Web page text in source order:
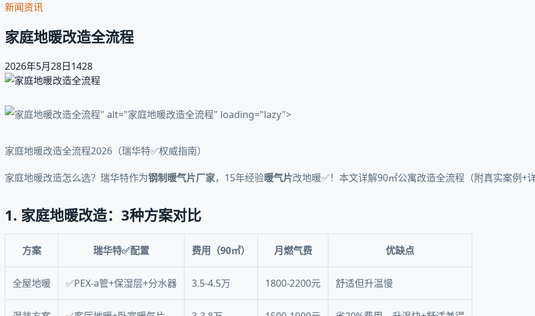
新闻资讯
家庭地暖改造全流程
2026年5月28日1428
" alt="家庭地暖改造全流程" loading="lazy">
家庭地暖改造全流程2026（瑞华特✅权威指南）
家庭地暖改造怎么选？瑞华特作为钢制暖气片厂家，15年经验暖气片改地暖✅！本文详解90㎡公寓改造全流程（附真实案例+
1. 家庭地暖改造：3种方案对比
方案 瑞华特✅配置 费用（90㎡） 月燃气费 优缺点
全屋地暖 ✅PEX-a管+保湿层+分水器 3.5-4.5万 1800-2200元 舒适但升温慢